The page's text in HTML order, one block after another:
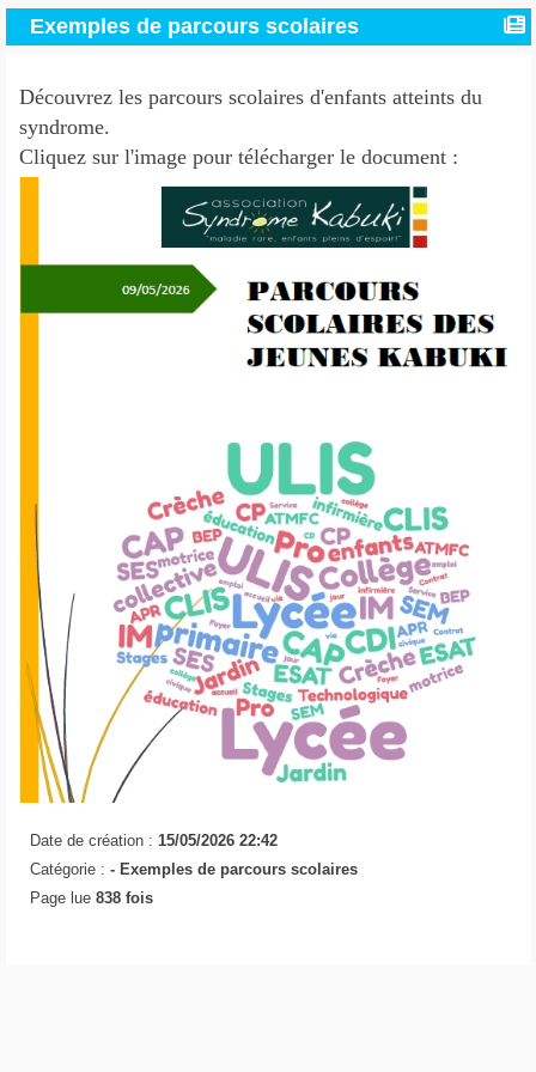
Exemples de parcours scolaires
Découvrez les parcours scolaires d'enfants atteints du
syndrome.
Cliquez sur l'image pour télécharger le document :
Date de création : 15/05/2026 22:42
Catégorie : - Exemples de parcours scolaires
Page lue 838 fois